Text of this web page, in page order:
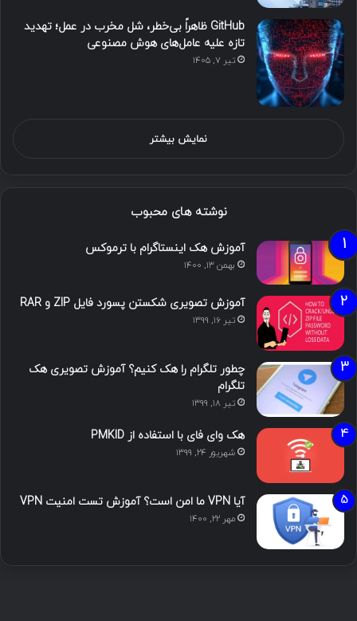
GitHub ظاهراً بی‌خطر، شل مخرب در عمل؛ تهدید
تازه علیه عامل‌های هوش مصنوعی
تیر ۷, ۱۴۰۵
نمایش بیشتر
نوشته های محبوب
آموزش هک اینستاگرام با ترموکس
بهمن ۱۳, ۱۴۰۰
آموزش تصویری شکستن پسورد فایل ZIP و RAR
تیر ۱۶, ۱۳۹۹
چطور تلگرام را هک کنیم؟ آموزش تصویری هک
تلگرام
تیر ۱۸, ۱۳۹۹
هک وای فای با استفاده از PMKID
شهریور ۲۴, ۱۳۹۹
آیا VPN ما امن است؟ آموزش تست امنیت VPN
مهر ۲۲, ۱۴۰۰